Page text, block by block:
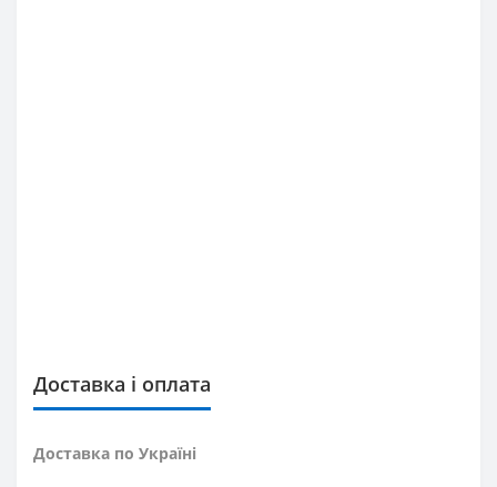
Доставка і оплата
Доставка по Україні